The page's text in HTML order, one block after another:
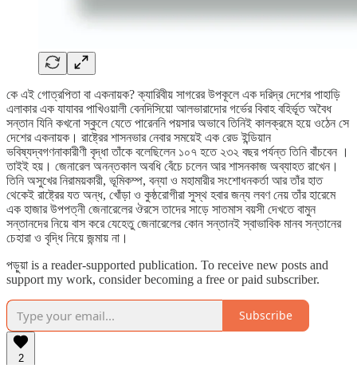
কে এই গোত্রপিতা বা একনায়ক? ক্যারিবীয় সাগরের উপকূলে এক দরিদ্র দেশের পাহাড়ি
এলাকার এক যাযাবর পাখিওয়ালী বেনদিসিয়ো আলভারাদোর গর্ভের বিবাহ বহির্ভূত অবৈধ
সন্তান যিনি কখনো স্কুলে যেতে পারেননি পয়সার অভাবে তিনিই কালক্রমে হয়ে ওঠেন সে
দেশের একনায়ক। রাষ্ট্রের শাসনভার নেবার সময়েই এক রেড ইন্ডিয়ান
ভবিষ্যদ্বগণনাকারীণী বৃদ্ধা তাঁকে বলেছিলেন ১০৭ হতে ২৩২ বছর পর্যন্ত তিনি বাঁচবেন ।
তাইই হয়। জেনারেল অনন্তকাল অবধি বেঁচে চলেন আর শাসনকাজ অব্যাহত রাখেন।
তিনি অসুখের নিরাময়কারী, ভূমিকম্প, বন্যা ও মহামারীর সংশোধনকর্তা আর তাঁর হাত
থেকেই রাষ্ট্রের যত অন্ধ, খোঁড়া ও কুষ্ঠরোগীরা সুস্থ হবার জন্য লবণ নেয় তাঁর হারেমে
এক হাজার উপপত্নী জেনারেলের ঔরসে তাদের সাড়ে সাতমাস বয়সী দেখতে বামুন
সন্তানদের নিয়ে বাস করে যেহেতু জেনারেলের কোন সন্তানই স্বাভাবিক মানব সন্তানের
চেহারা ও বৃদ্ধি নিয়ে জন্মায় না।
পড়ুয়া is a reader-supported publication. To receive new posts and
support my work, consider becoming a free or paid subscriber.
Subscribe
2